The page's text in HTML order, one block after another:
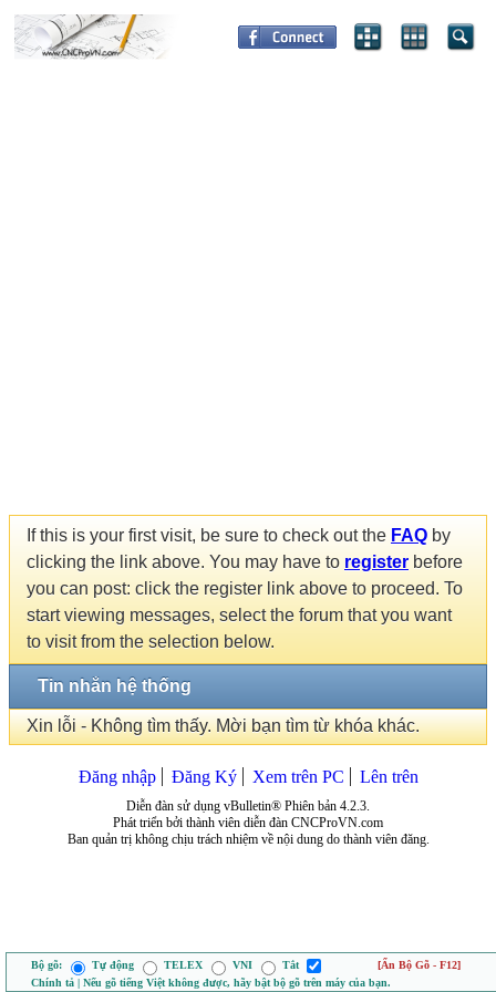
If this is your first visit, be sure to check out the FAQ by
clicking the link above. You may have to register before
you can post: click the register link above to proceed. To
start viewing messages, select the forum that you want
to visit from the selection below.
Tin nhắn hệ thống
Xin lỗi - Không tìm thấy. Mời bạn tìm từ khóa khác.
Đăng nhập Đăng Ký Xem trên PC Lên trên
Diễn đàn sử dụng vBulletin® Phiên bản 4.2.3.
Phát triển bởi thành viên diễn đàn CNCProVN.com
Ban quản trị không chịu trách nhiệm về nội dung do thành viên đăng.
Bộ gõ: Tự động TELEX VNI Tắt
[Ẩn Bộ Gõ - F12]
Chính tả | Nếu gõ tiếng Việt không được, hãy bật bộ gõ trên máy của bạn.